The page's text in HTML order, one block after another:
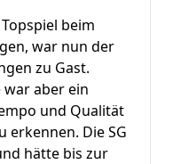
beim
war nun der
zu Gast.
aber ein
und Qualität
erkennen. Die SG
hätte bis zur